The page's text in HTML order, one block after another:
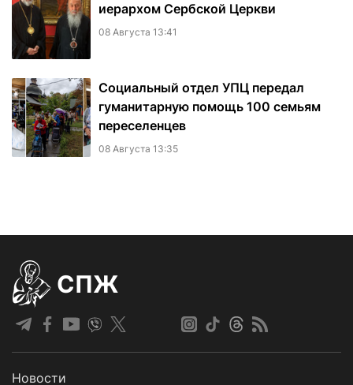
иерархом Сербской Церкви
08 Августа 13:41
Социальный отдел УПЦ передал
гуманитарную помощь 100 семьям
переселенцев
08 Августа 13:35
СПЖ
Новости